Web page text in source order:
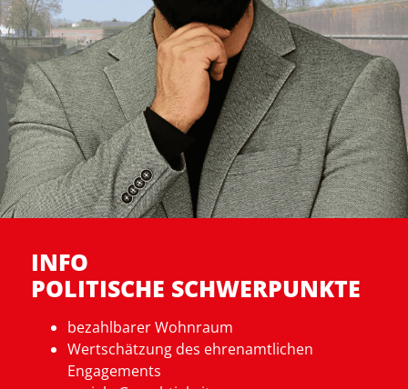
INFO
POLITISCHE SCHWERPUNKTE
bezahlbarerWohnraum
Wertschätzung des ehrenamtlichen
Engagements